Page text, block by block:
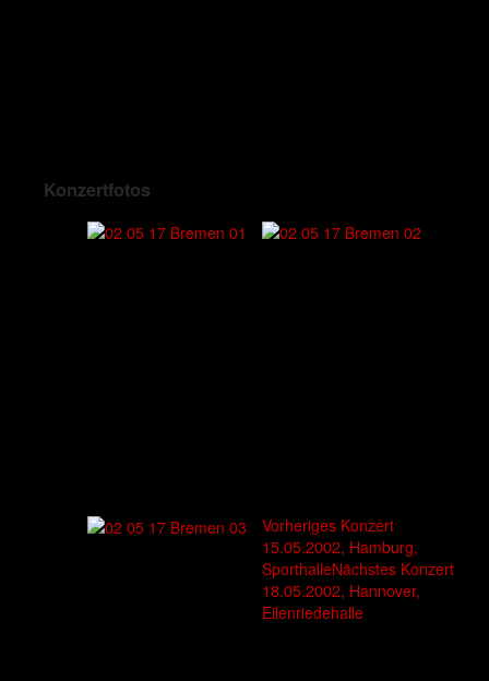
Konzertfotos
Vorheriges Konzert
15.05.2002, Hamburg,
SporthalleNächstes Konzert
18.05.2002, Hannover,
Eilenriedehalle